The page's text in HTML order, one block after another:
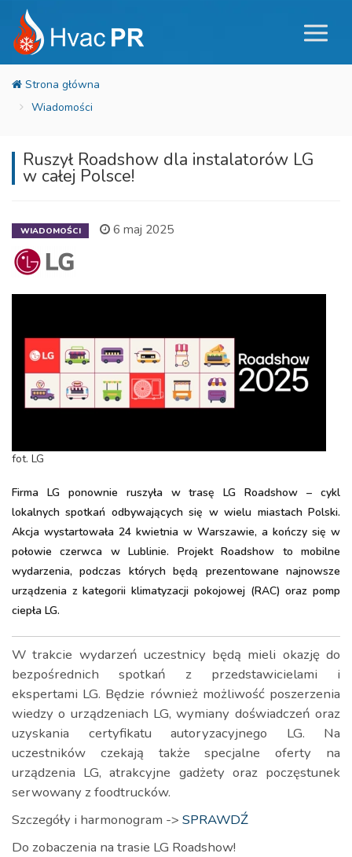
Wiadomości
Ruszył Roadshow dla instalatorów LG
w całej Polsce!
WIADOMOŚCI 6 maj 2025
fot. LG
Firma LG ponownie ruszyła w trasę LG Roadshow – cykl
lokalnych spotkań odbywających się w wielu miastach Polski.
Akcja wystartowała 24 kwietnia w Warszawie, a kończy się w
połowie czerwca w Lublinie. Projekt Roadshow to mobilne
wydarzenia, podczas których będą prezentowane najnowsze
urządzenia z kategorii klimatyzacji pokojowej (RAC) oraz pomp
ciepła LG.
W trakcie wydarzeń uczestnicy będą mieli okazję do
bezpośrednich spotkań z przedstawicielami i
ekspertami LG. Będzie również możliwość poszerzenia
wiedzy o urządzeniach LG, wymiany doświadczeń oraz
uzyskania certyfikatu autoryzacyjnego LG. Na
uczestników czekają także specjalne oferty na
urządzenia LG, atrakcyjne gadżety oraz poczęstunek
serwowany z foodtrucków.
Szczegóły i harmonogram -> SPRAWDŹ
Do zobaczenia na trasie LG Roadshow!